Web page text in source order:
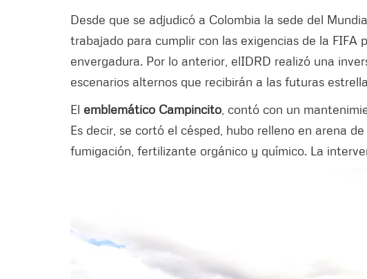
Desde que se adjudicó a Colombia la sede del
trabajado para cumplir con las exigencias de la FIFA
envergadura. Por lo anterior, elIDRD realizó una
escenarios alternos que recibirán a las futuras
El emblemático Campincito , contó con un
Es decir, se cortó el césped, hubo relleno en arena
fumigación, fertilizante orgánico y químico. La